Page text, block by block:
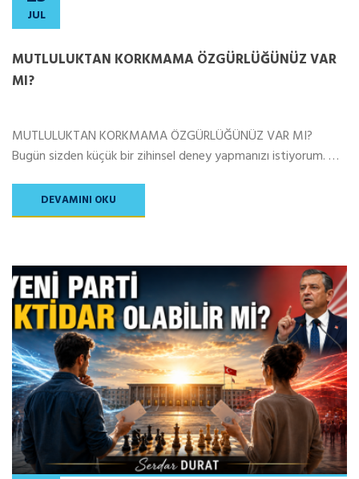
JUL
MUTLULUKTAN KORKMAMA ÖZGÜRLÜĞÜNÜZ VAR
MI?
MUTLULUKTAN KORKMAMA ÖZGÜRLÜĞÜNÜZ VAR MI?
Bugün sizden küçük bir zihinsel deney yapmanızı istiyorum. …
DEVAMINI OKU